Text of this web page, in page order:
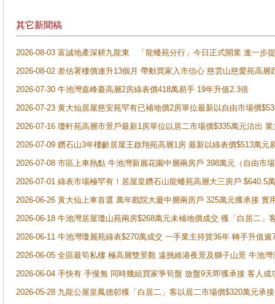
其它新聞稿
2026-08-03 富誠地產深耕九龍東 「龍蟠苑分行」今日正式開業 進一步
2026-08-02 差估署樓價連升13個月 帶動買家入市信心 慈雲山慈愛苑高層
2026-07-30 牛池灣嘉峰臺高層2房綠表價418萬易手 19年升值2.3倍
2026-07-23 黄大仙居屋慈安苑罕有已補地價2房單位最新以自由市場價
2026-07-16 瓊軒苑高層市景戶最新1房單位以居二市場價$335萬元沽出
2026-07-09 鑽石山3年樓齡居屋王啟翔苑高層1房 最新以綠表價$513萬元
2026-07-08 市區上車熱點 牛池灣新麗花園中層兩房戶 398萬元（自由市
2026-07-01 綠表市場極罕有！居屋皇鑽石山龍蟠苑高層大三房戶
2026-06-26 黃大仙上車首選 萬年戲院大廈中層兩房戶 325萬元獲承接 實
2026-06-18 牛池灣居屋瓊山苑兩房$268萬元未補地價成交 獲「白居二」
2026-06-11 牛池灣瓊麗苑綠表$270萬成交 一手業主持貨36年 轉手升值逾
2026-06-05 全區最筍私樓 極高層雙景觀 遠挑維港夜景及獅子山景 牛池
2026-06-04 手快有 手慢無 同時幾組買家爭筍盤 放盤9天即獲承接 客人
2026-05-28 九龍公屋皇鳳德邨獲「白居二」客以居二市場價$320萬元承接